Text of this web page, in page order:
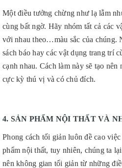
Một điều tưởng chừng như lạ lẫm
cùng bất ngờ. Hãy nhóm tất cả các
với nhau theo…màu sắc của chúng.
sách báo hay các vật dụng trang trí
cạnh nhau. Cách làm này sẽ tạo nên
cực kỳ thú vị và có chủ đích.
4. SẢN PHẨM NỘI THẤT VÀ
Phong cách tối giản luôn đề cao
phẩm nội thất, tuy nhiên, chúng ta
nên không gian tối giản từ những